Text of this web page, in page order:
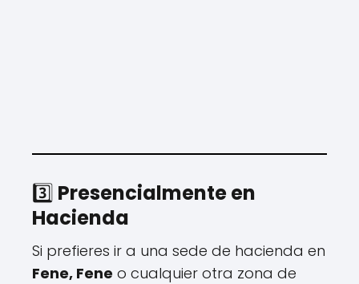
3️⃣ Presencialmente en
Hacienda
Si prefieres ir a una sede de hacienda en
Fene, Fene o cualquier otra zona de